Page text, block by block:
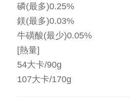
磷(最多)0.25%
鎂(最多)0.03%
牛磺酸(最少)0.05%
[熱量]
54大卡/90g
107大卡/170g